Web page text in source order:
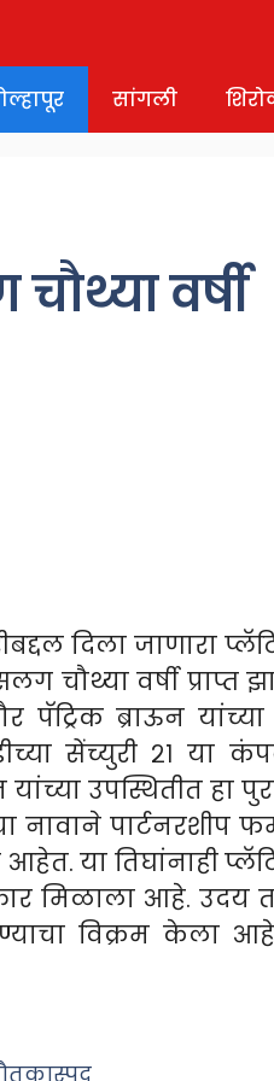
सांगली
वर्षी
दिला जाणारा
वर्षी प्राप्त
पॅट्रिक ब्राऊन
सेंच्युरी २१ या
उपस्थितीत हा
नावाने पार्टनरशीप
या तिघांनाही
मिळाला आहे. उदय
विक्रम केला